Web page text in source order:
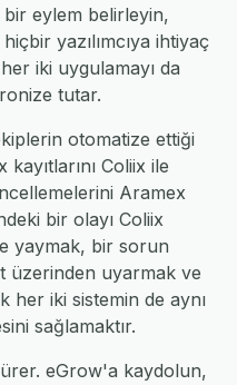
eylem belirleyin,
yazılımcıya ihtiyaç
iki uygulamayı da
tutar.
otomatize ettiği
Coliix ile
Aramex
bir olayı Coliix
yaymak, bir sorun
üzerinden uyarmak ve
her iki sistemin de aynı
sağlamaktır.
eGrow'a kaydolun,